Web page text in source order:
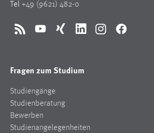
Tel +49 (9621) 482-0
RSS YouTubeXing LinkedInInstagramFacebook
Fragen zum Studium
Studiengänge
Studienberatung
Bewerben
Studienangelegenheiten